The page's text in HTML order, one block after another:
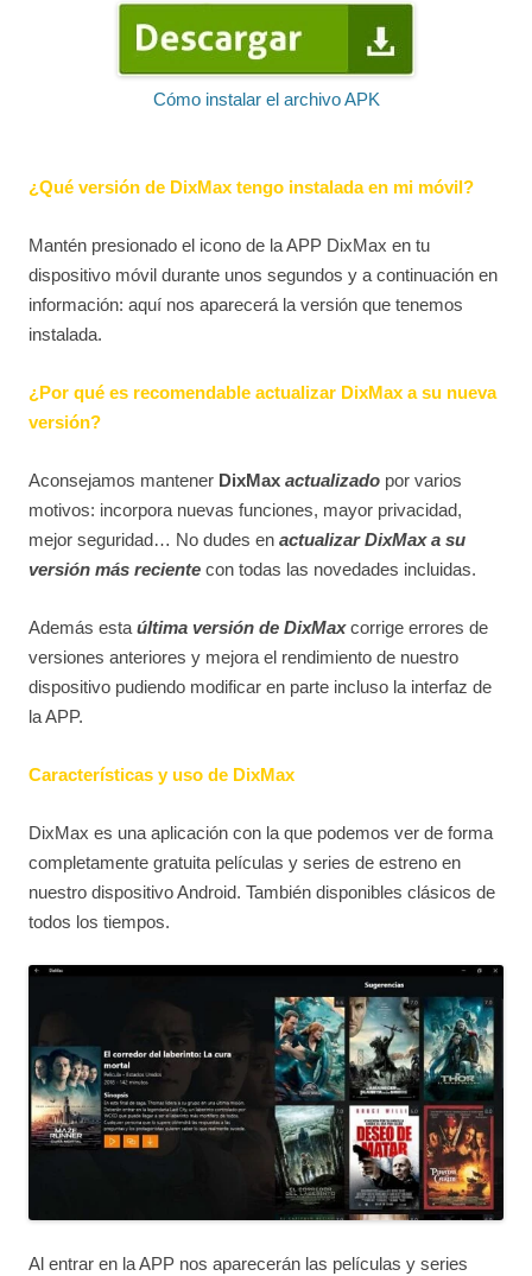
Cómo instalar el archivo APK
¿Qué versión de DixMax tengo instalada en mi móvil?
Mantén presionado el icono de la APP DixMax en tu
dispositivo móvil durante unos segundos y a continuación en
información: aquí nos aparecerá la versión que tenemos
instalada.
¿Por qué es recomendable actualizar DixMax a su nueva
versión?
Aconsejamos mantener DixMax actualizado por varios
motivos: incorpora nuevas funciones, mayor privacidad,
mejor seguridad… No dudes en actualizar DixMax a su
versión más reciente con todas las novedades incluidas.
Además esta última versión de DixMaxcorrige errores de
versiones anteriores y mejora el rendimiento de nuestro
dispositivo pudiendo modificar en parte incluso la interfaz de
la APP.
Características y uso de DixMax
DixMax es una aplicación con la que podemos ver de forma
completamente gratuita películas y series de estreno en
nuestro dispositivo Android. También disponibles clásicos de
todos los tiempos.
Al entrar en la APP nos aparecerán las películas y series